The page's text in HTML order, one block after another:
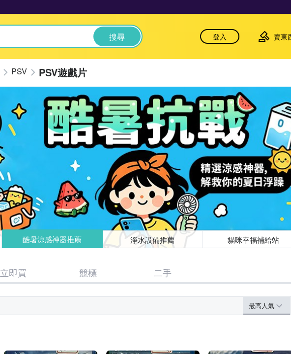
搜尋 登入 賣東
PSV PSV遊戲片
酷暑涼感神器推薦 淨水設備推薦 貓咪幸福補給站
立即買 競標 二手
最高人氣